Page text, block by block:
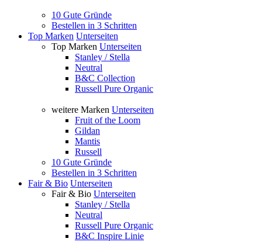
10 Gute Gründe
Bestellen in 3 Schritten
Top Marken Unterseiten
Top Marken Unterseiten
Stanley / Stella
Neutral
B&C Collection
Russell Pure Organic
weitere Marken Unterseiten
Fruit of the Loom
Gildan
Mantis
Russell
10 Gute Gründe
Bestellen in 3 Schritten
Fair & Bio Unterseiten
Fair & Bio Unterseiten
Stanley / Stella
Neutral
Russell Pure Organic
B&C Inspire Linie